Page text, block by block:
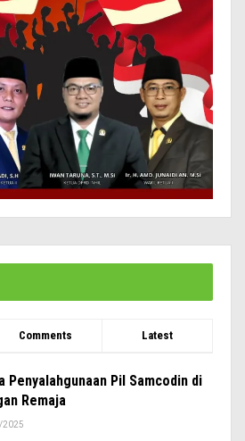
Comments Latest
Penyalahgunaan Pil Samcodin di
Remaja
2025